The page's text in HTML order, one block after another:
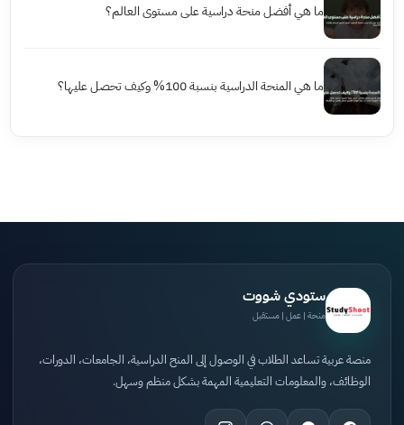
ما هي أفضل منحة دراسية على مستوى العالم؟
ما هي المنحة الدراسية بنسبة 100% وكيف تحصل عليها؟
ستودي شووت
منحة | عمل | مستقبل
منصة عربية تساعد الطلاب في الوصول إلى المنح الدراسية، الجامعات، الدورات،
الوظائف، والمعلومات التعليمية المهمة بشكل منظم وسهل.